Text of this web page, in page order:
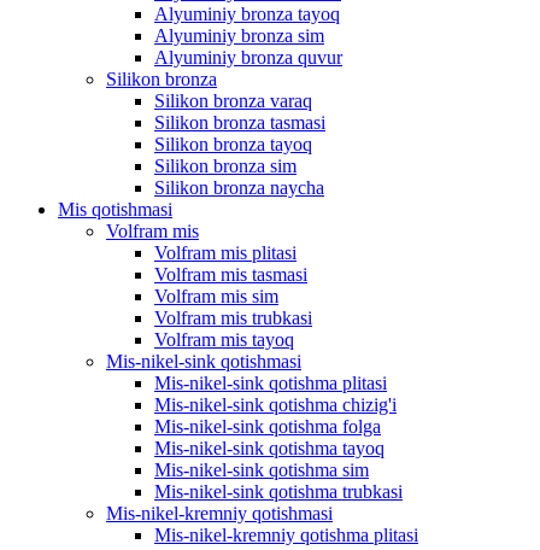
Alyuminiy bronza tayoq
Alyuminiy bronza sim
Alyuminiy bronza quvur
Silikon bronza
Silikon bronza varaq
Silikon bronza tasmasi
Silikon bronza tayoq
Silikon bronza sim
Silikon bronza naycha
Mis qotishmasi
Volfram mis
Volfram mis plitasi
Volfram mis tasmasi
Volfram mis sim
Volfram mis trubkasi
Volfram mis tayoq
Mis-nikel-sink qotishmasi
Mis-nikel-sink qotishma plitasi
Mis-nikel-sink qotishma chizig'i
Mis-nikel-sink qotishma folga
Mis-nikel-sink qotishma tayoq
Mis-nikel-sink qotishma sim
Mis-nikel-sink qotishma trubkasi
Mis-nikel-kremniy qotishmasi
Mis-nikel-kremniy qotishma plitasi